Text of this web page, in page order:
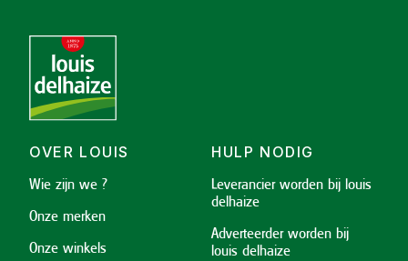
OVER LOUIS
Wie zijn we ?
Onze merken
Onze winkels
HULP NODIG
Leverancier worden bij louis
delhaize
Adverteerder worden bij
louis delhaize